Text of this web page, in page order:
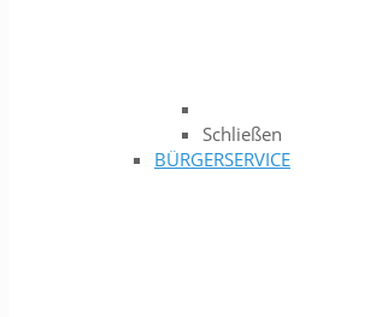
Schließen
BÜRGERSERVICE